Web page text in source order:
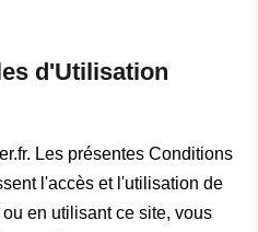
d'Utilisation
Les présentes Conditions
l'accès et l'utilisation de
en utilisant ce site, vous